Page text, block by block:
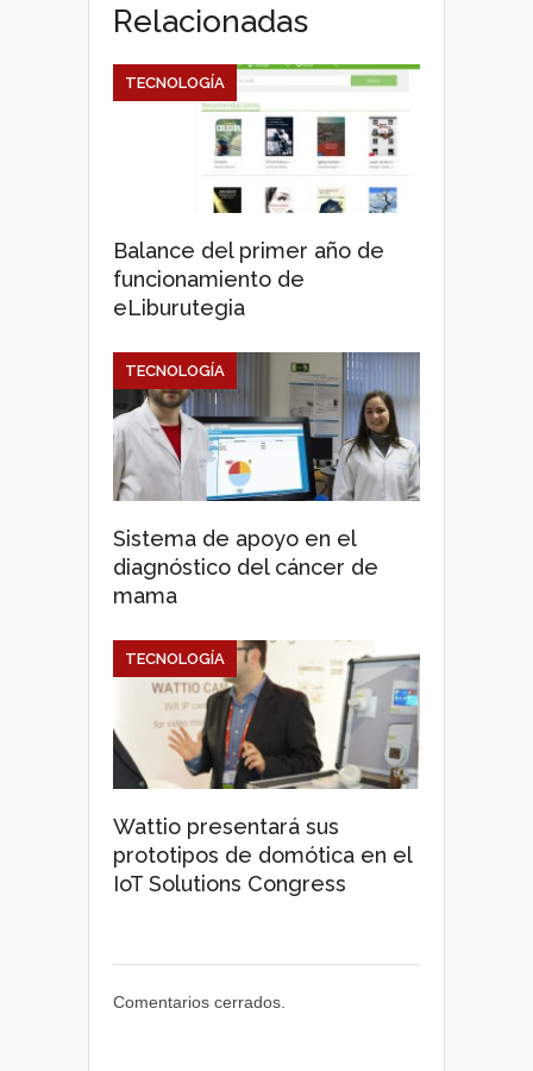
Relacionadas
Balance del primer año de
funcionamiento de
eLiburutegia
TECNOLOGÍA
Sistema de apoyo en el
diagnóstico del cáncer de
mama
TECNOLOGÍA
Wattio presentará sus
prototipos de domótica en el
IoT Solutions Congress
TECNOLOGÍA
Comentarios cerrados.